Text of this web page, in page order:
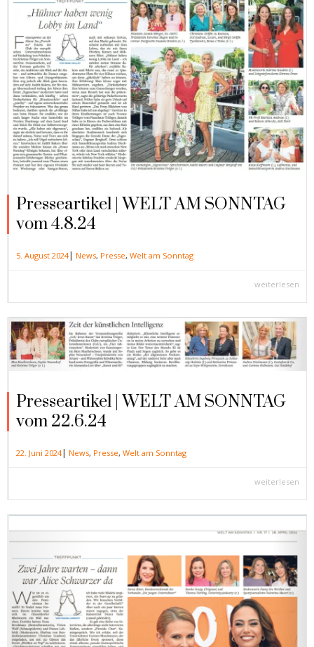
Presseartikel | WELT AM SONNTAG
vom 4.8.24
5. August 2024| News, Presse, Welt am Sonntag
weiterlesen
Presseartikel | WELT AM SONNTAG
vom 22.6.24
22. Juni 2024| News, Presse, Welt am Sonntag
weiterlesen